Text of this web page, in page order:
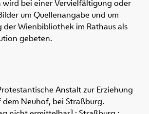
bei einer Vervielfältigung oder
um Quellenangabe und um
der Wienbibliothek im Rathaus als
gebeten.
Anstalt zur Erziehung
Neuhof, bei Straßburg.